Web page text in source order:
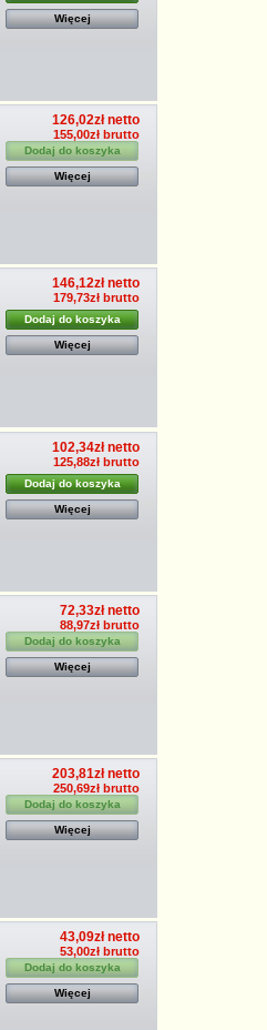
Więcej
126,02zł netto
155,00zł brutto
Dodaj do koszyka
Więcej
146,12zł netto
179,73zł brutto
Dodaj do koszyka
Więcej
102,34zł netto
125,88zł brutto
Dodaj do koszyka
Więcej
72,33zł netto
88,97zł brutto
Dodaj do koszyka
Więcej
203,81zł netto
250,69zł brutto
Dodaj do koszyka
Więcej
43,09zł netto
53,00zł brutto
Dodaj do koszyka
Więcej